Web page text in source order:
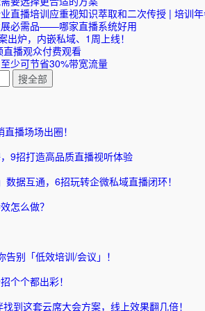
直播培训应重视知识萃取和二次传授 | 培训
必需品——哪家直播系统好用
出炉，内嵌私域、1周上线！
播观众付费观看
少可节省30%带宽流量
播场场出圈！
9招打造高品质直播视听体验
数据互通，6招玩转企微私域直播闭环！
怎么做？
别「低效培训/会议」！
个个都出彩！
到这套云席大会方案，线上效果翻几倍！